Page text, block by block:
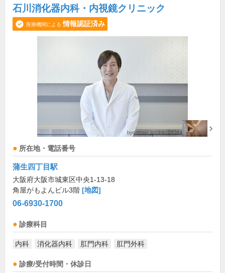
石川消化器内科・内視鏡クリニック
医療機関による 情報認証済み
所在地・電話番号
蒲生四丁目駅
大阪府大阪市城東区中央1-13-18
角屋がもよんビル3階 [地図]
06-6930-1700
診療科目
内科 消化器内科 肛門内科 肛門外科
診療/受付時間・休診日